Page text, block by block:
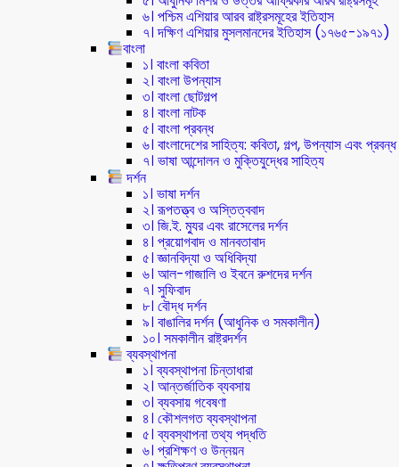
৬। পশ্চিম এশিয়ার আরব রাষ্ট্রসমূহের ইতিহাস
৭। দক্ষিণ এশিয়ার মুসলমানদের ইতিহাস (১৭৬৫-১৯৭১)
বাংলা
১। বাংলা কবিতা
২। বাংলা উপন্যাস
৩। বাংলা ছোটগল্প
৪। বাংলা নাটক
৫। বাংলা প্রবন্ধ
৬। বাংলাদেশের সাহিত্য: কবিতা, গল্প, উপন্যাস এবং প্রবন্ধ
৭। ভাষা আন্দোলন ও মুক্তিযুদ্ধের সাহিত্য
দর্শন
১। ভাষা দর্শন
২। রূপতত্ত্ব ও অস্তিত্ববাদ
৩। জি.ই. ম্যুর এবং রাসেলের দর্শন
৪। প্রয়োগবাদ ও মানবতাবাদ
৫। জ্ঞানবিদ্যা ও অধিবিদ্যা
৬। আল-গাজালি ও ইবনে রুশদের দর্শন
৭। সুফিবাদ
৮। বৌদ্ধ দর্শন
৯। বাঙালির দর্শন (আধুনিক ও সমকালীন)
১০। সমকালীন রাষ্ট্রদর্শন
ব্যবস্থাপনা
১। ব্যবস্থাপনা চিন্তাধারা
২। আন্তর্জাতিক ব্যবসায়
৩। ব্যবসায় গবেষণা
৪। কৌশলগত ব্যবস্থাপনা
৫। ব্যবস্থাপনা তথ্য পদ্ধতি
৬। প্রশিক্ষণ ও উন্নয়ন